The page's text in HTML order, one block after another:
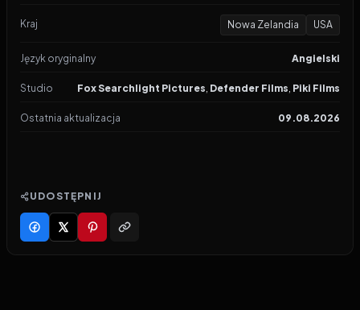
Kraj Nowa Zelandia USA
Język oryginalny Angielski
Studio Fox Searchlight Pictures, Defender Films, Piki Films
Ostatnia aktualizacja 09.08.2026
UDOSTĘPNIJ